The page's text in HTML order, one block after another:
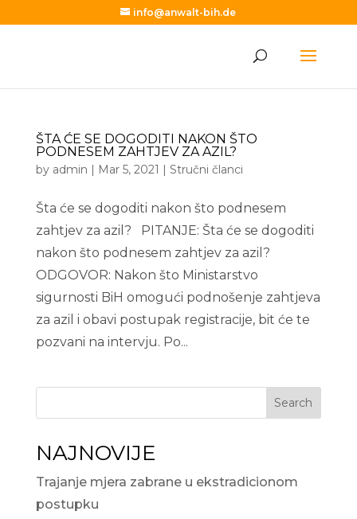
info@anwalt-bih.de
ŠTA ĆE SE DOGODITI NAKON ŠTO
PODNESEM ZAHTJEV ZA AZIL?
by admin | Mar 5, 2021 | Stručni članci
Šta će se dogoditi nakon što podnesem
zahtjev za azil? PITANJE: Šta će se dogoditi
nakon što podnesem zahtjev za azil?
ODGOVOR: Nakon što Ministarstvo
sigurnosti BiH omogući podnošenje zahtjeva
za azil i obavi postupak registracije, bit će te
pozvani na intervju. Po...
Search
NAJNOVIJE
Trajanje mjera zabrane u ekstradicionom
postupku